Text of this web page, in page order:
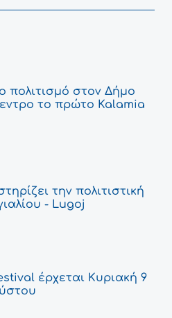
πολιτισμό στον Δήμο
το πρώτο Kalamia
την πολιτιστική
- Lugoj
έρχεται Κυριακή 9